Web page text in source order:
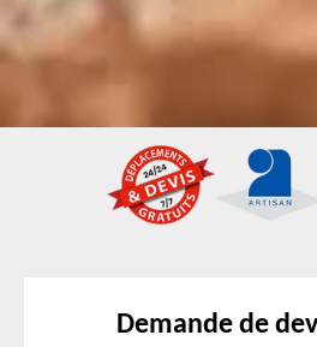
Demande de